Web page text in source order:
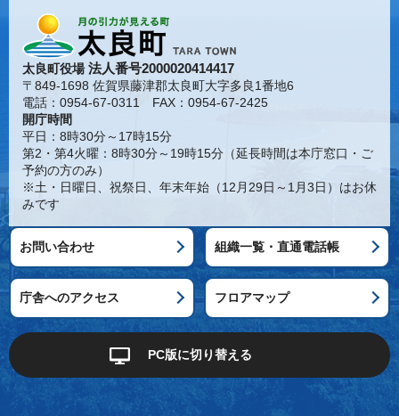
太良町役場法人番号2000020414417
〒849-1698 佐賀県藤津郡太良町大字多良1番地6
電話：0954-67-0311 FAX：0954-67-2425
開庁時間
平日：8時30分～17時15分
第2・第4火曜：8時30分～19時15分（延長時間は本庁窓口・ご
予約の方のみ）
※土・日曜日、祝祭日、年末年始（12月29日～1月3日）はお休
みです
お問い合わせ 組織一覧・直通電話帳
庁舎へのアクセス フロアマップ
PC版に切り替える